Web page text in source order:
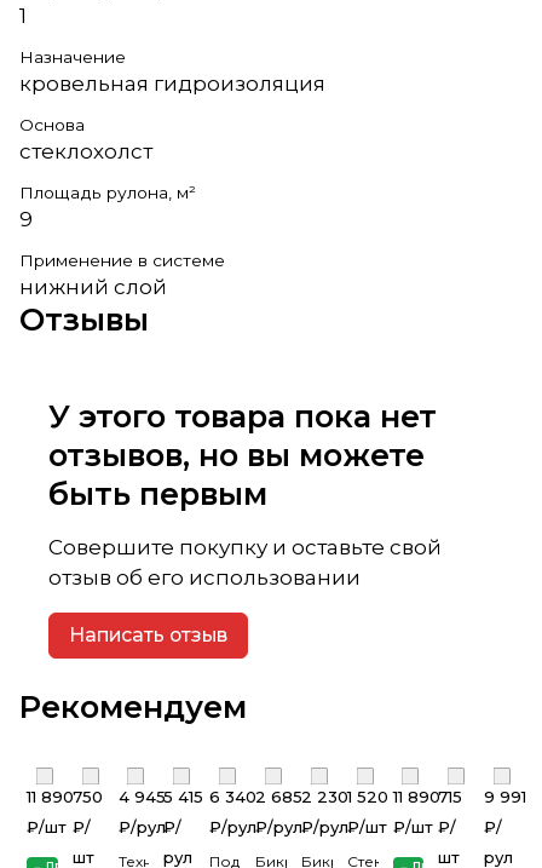
1
Назначение
кровельная гидроизоляция
Основа
стеклохолст
Площадь рулона, м²
9
Применение в системе
нижний слой
Отзывы
У этого товара пока нет
отзывов, но вы можете
быть первым
Совершите покупку и оставьте свой
отзыв об его использовании
Написать отзыв
Рекомендуем
11 890
₽/шт
Привезем
750
₽/
шт
4 945
₽/рул
Техноэласт
5 415
₽/
рул
6 340
₽/рул
Подкладочный
2 685
₽/рул
Бикрост
2 230
₽/рул
Бикрост
1 520
₽/шт
Стеклоизол
11 890
₽/шт
Привезем
715
₽/
шт
9 991
₽/
рул